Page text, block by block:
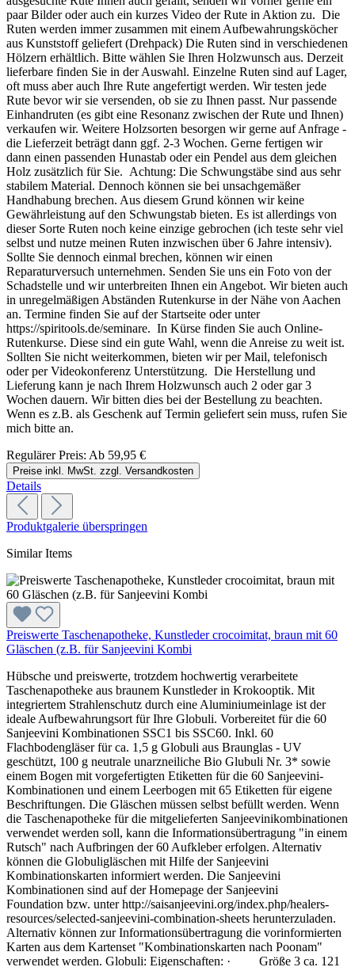
paar Bilder oder auch ein kurzes Video der Rute in Aktion zu. Die
Ruten werden immer zusammen mit einem Aufbewahrungsköcher
aus Kunststoff geliefert (Drehpack) Die Ruten sind in verschiedenen
Hölzern erhältlich. Bitte wählen Sie Ihren Holzwunsch aus. Derzeit
lieferbare finden Sie in der Auswahl. Einzelne Ruten sind auf Lager,
oft muss aber auch Ihre Rute angefertigt werden. Wir testen jede
Rute bevor wir sie versenden, ob sie zu Ihnen passt. Nur passende
Einhandruten (es gibt eine Resonanz zwischen der Rute und Ihnen)
verkaufen wir. Weitere Holzsorten besorgen wir gerne auf Anfrage -
die Lieferzeit beträgt dann ggf. 2-3 Wochen. Gerne fertigen wir
dann einen passenden Hunastab oder ein Pendel aus dem gleichen
Holz zusätzlich für Sie. Achtung: Die Schwungstäbe sind aus sehr
stabilem Material. Dennoch können sie bei unsachgemäßer
Handhabung brechen. Aus diesem Grund können wir keine
Gewährleistung auf den Schwungstab bieten. Es ist allerdings von
dieser Sorte Ruten noch keine einzige gebrochen (ich teste sehr viel
selbst und nutze meinen Ruten inzwischen über 6 Jahre intensiv).
Sollte Sie dennoch einmal brechen, können wir einen
Reparaturversuch unternehmen. Senden Sie uns ein Foto von der
Schadstelle und wir unterbreiten Ihnen ein Angebot. Wir bieten auch
in unregelmäßigen Abständen Rutenkurse in der Nähe von Aachen
an. Termine finden Sie auf der Startseite oder unter
https://spiritools.de/seminare. In Kürse finden Sie auch Online-
Rutenkurse. Diese sind ein gute Wahl, wenn die Anreise zu weit ist.
Sollten Sie nicht weiterkommen, bieten wir per Mail, telefonisch
oder per Videokonferenz Unterstützung. Die Herstellung und
Lieferung kann je nach Ihrem Holzwunsch auch 2 oder gar 3
Wochen dauern. Wir bitten dies bei der Bestellung zu beachten.
Wenn es z.B. als Geschenk auf Termin geliefert sein muss, rufen Sie
mich bitte an.
Regulärer Preis: Ab 59,95 €
Preise inkl. MwSt. zzgl. Versandkosten
Details
Produktgalerie überspringen
Similar Items
Preiswerte Taschenapotheke, Kunstleder crocoimitat, braun mit 60
Gläschen (z.B. für Sanjeevini Kombi
Hübsche und preiswerte, trotzdem hochwertig verarbeitete
Taschenapotheke aus braunem Kunstleder in Krokooptik. Mit
integriertem Strahlenschutz durch eine Aluminiumeinlage ist der
ideale Aufbewahrungsort für Ihre Globuli. Vorbereitet für die 60
Sanjeevini Kombinationen SSC1 bis SSC60. Inkl. 60
Flachbodengläser für ca. 1,5 g Globuli aus Braunglas - UV
geschützt, 100 g neutrale unarzneiliche Bio Glubuli Nr. 3* sowie
einem Bogen mit vorgefertigten Etiketten für die 60 Sanjeevini-
Kombinationen und einem Leerbogen mit 65 Etiketten für eigene
Beschriftungen. Die Gläschen müssen selbst befüllt werden. Wenn
die Taschenapotheke für die mitgelieferten Sanjeevinikombinationen
verwendet werden soll, kann die Informationsübertragung "in einem
Rutsch" nach Aufbringen der 60 Aufkleber erfolgen. Alternativ
können die Globuligläschen mit Hilfe der Sanjeevini
Kombinationskarten informiert werden. Die Sanjeevini
Kombinationen sind auf der Homepage der Sanjeevini
Foundation bzw. unter http://saisanjeevini.org/index.php/healers-
resources/selected-sanjeevini-combination-sheets herunterzuladen.
Alternativ können zur Informationsübertragung die vorinformierten
Karten aus dem Kartenset "Kombinationskarten nach Poonam"
verwendet werden. Globuli: Eigenschaften: · Größe 3 ca. 121